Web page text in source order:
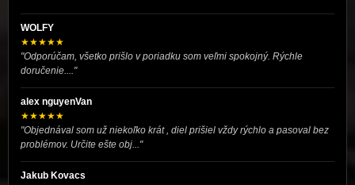
WOLFY
★★★★★
"Odporúčam, všetko prišlo v poriadku som veľmi spokojný. Rýchle
doručenie...."
alex nguyenVan
★★★★★
"Objednával som už niekoľko krát , diel prišiel vždy rýchlo a pasoval bez
problémov. Určite ešte obj..."
Jakub Kovacs